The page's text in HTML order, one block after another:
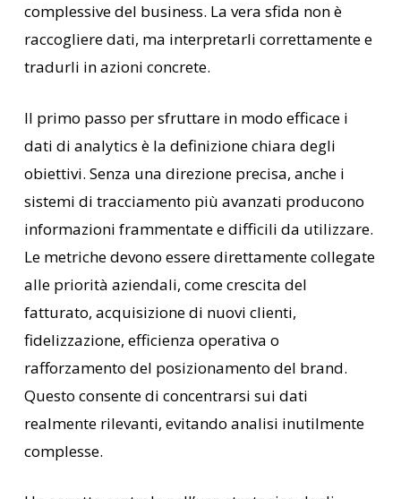
complessive del business. La vera sfida non è
raccogliere dati, ma interpretarli correttamente e
tradurli in azioni concrete.
Il primo passo per sfruttare in modo efficace i
dati di analytics è la definizione chiara degli
obiettivi. Senza una direzione precisa, anche i
sistemi di tracciamento più avanzati producono
informazioni frammentate e difficili da utilizzare.
Le metriche devono essere direttamente collegate
alle priorità aziendali, come crescita del
fatturato, acquisizione di nuovi clienti,
fidelizzazione, efficienza operativa o
rafforzamento del posizionamento del brand.
Questo consente di concentrarsi sui dati
realmente rilevanti, evitando analisi inutilmente
complesse.